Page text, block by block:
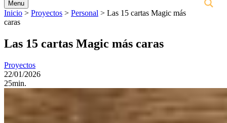
Menu
Inicio > Proyectos > Personal > Las 15 cartas Magic más
caras
Las 15 cartas Magic más caras
Proyectos
22/01/2026
25min.